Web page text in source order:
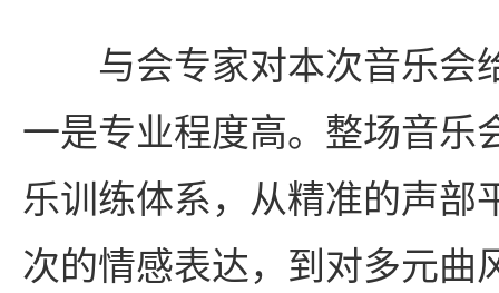
与会专家对本次音乐会
一是专业程度高。整场音乐
乐训练体系，从精准的声部
次的情感表达，到对多元曲